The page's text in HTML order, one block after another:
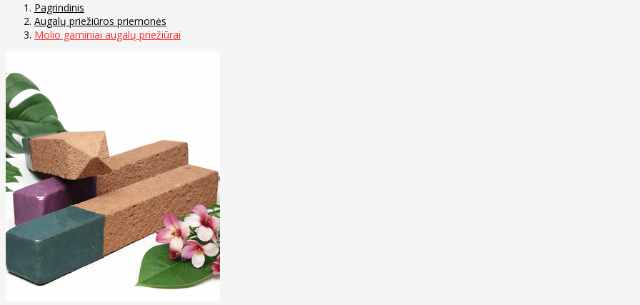
Pagrindinis
Augalų priežiūros priemonės
Molio gaminiai augalų priežiūrai